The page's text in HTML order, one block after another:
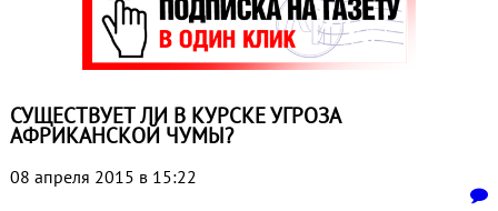
СУЩЕСТВУЕТ ЛИ В КУРСКЕ УГРОЗА
АФРИКАНСКОЙ ЧУМЫ?
08 апреля 2015 в 15:22